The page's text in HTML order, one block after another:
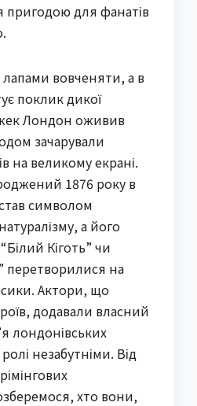
для фанатів
лапами вовченяти, а в
поклик дикої
Лондон оживив
зачарували
на великому екрані.
1876 року в
символом
а його
Кіготь” чи
перетворилися на
Актори, що
додавали власний
лондонівських
незабутніми. Від
хто вони,